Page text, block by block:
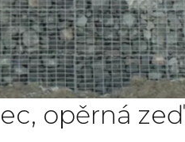
opěrná zeď